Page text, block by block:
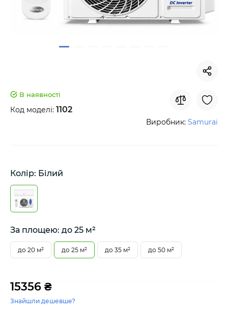
В наявності
Код моделі: 1102
Виробник: Samurai
Колір: Білий
За площею: до 25 м²
до 20 м² до 25 м² до 35 м² до 50 м²
15356 ₴
Знайшли дешевше?